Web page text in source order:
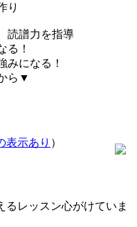
り
読譜力を指導
る！
みになる！
ら▼
表示あり ）
るレッスン心がけていま